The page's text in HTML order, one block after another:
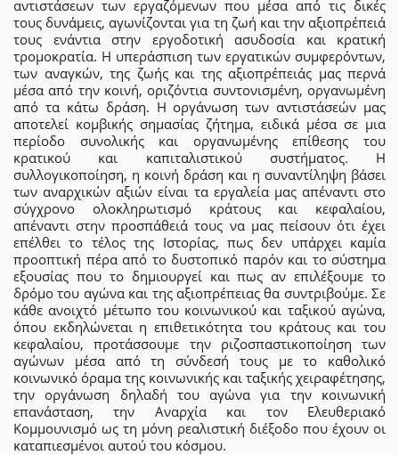
αντιστάσεων των εργαζόμενων που μέσα από τις δικές
τους δυνάμεις, αγωνίζονται για τη ζωή και την αξιοπρέπειά
τους ενάντια στην εργοδοτική ασυδοσία και κρατική
τρομοκρατία. Η υπεράσπιση των εργατικών συμφερόντων,
των αναγκών, της ζωής και της αξιοπρέπειάς μας περνά
μέσα από την κοινή, οριζόντια συντονισμένη, οργανωμένη
από τα κάτω δράση. Η οργάνωση των αντιστάσεών μας
αποτελεί κομβικής σημασίας ζήτημα, ειδικά μέσα σε μια
περίοδο συνολικής και οργανωμένης επίθεσης του
κρατικού και καπιταλιστικού συστήματος. Η
συλλογικοποίηση, η κοινή δράση και η συναντίληψη βάσει
των αναρχικών αξιών είναι τα εργαλεία μας απέναντι στο
σύγχρονο ολοκληρωτισμό κράτους και κεφαλαίου,
απέναντι στην προσπάθειά τους να μας πείσουν ότι έχει
επέλθει το τέλος της Ιστορίας, πως δεν υπάρχει καμία
προοπτική πέρα από το δυστοπικό παρόν και το σύστημα
εξουσίας που το δημιουργεί και πως αν επιλέξουμε το
δρόμο του αγώνα και της αξιοπρέπειας θα συντριβούμε. Σε
κάθε ανοιχτό μέτωπο του κοινωνικού και ταξικού αγώνα,
όπου εκδηλώνεται η επιθετικότητα του κράτους και του
κεφαλαίου, προτάσσουμε την ριζοσπαστικοποίηση των
αγώνων μέσα από τη σύνδεσή τους με το καθολικό
κοινωνικό όραμα της κοινωνικής και ταξικής χειραφέτησης,
την οργάνωση δηλαδή του αγώνα για την κοινωνική
επανάσταση, την Αναρχία και τον Ελευθεριακό
Κομμουνισμό ως τη μόνη ρεαλιστική διέξοδο που έχουν οι
καταπιεσμένοι αυτού του κόσμου.